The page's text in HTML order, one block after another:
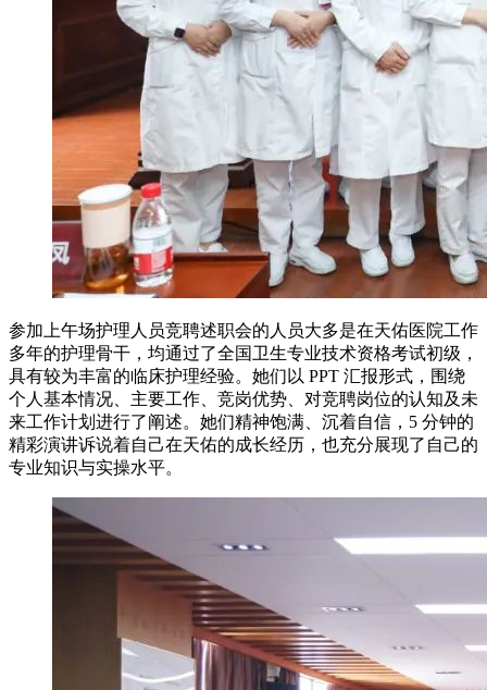
参加上午场护理人员竞聘述职会的人员大多是在天佑医院工作
多年的护理骨干，均通过了全国卫生专业技术资格考试初级，
具有较为丰富的临床护理经验。她们以 PPT 汇报形式，围绕
个人基本情况、主要工作、竞岗优势、对竞聘岗位的认知及未
来工作计划进行了阐述。她们精神饱满、沉着自信，5 分钟的
精彩演讲诉说着自己在天佑的成长经历，也充分展现了自己的
专业知识与实操水平。